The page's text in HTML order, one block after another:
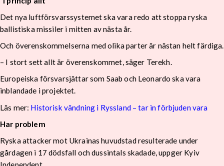
Det nya luftförsvarssystemet ska vara redo att stoppa ryska
ballistiska missiler i mitten av nästa år.
Och överenskommelserna med olika parter är nästan helt färdiga.
– I stort sett allt är överenskommet, säger Terekh.
Europeiska försvarsjättar som Saab och Leonardo ska vara
inblandade i projektet.
Läs mer: Historisk vändning i Ryssland – tar in förbjuden vara
Har problem
Ryska attacker mot Ukrainas huvudstad resulterade under
gårdagen i 17 dödsfall och dussintals skadade, uppger Kyiv